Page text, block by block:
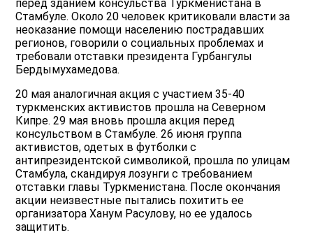
перед зданием консульства Туркменистана в
Стамбуле. Около 20 человек критиковали власти за
неоказание помощи населению пострадавших
регионов, говорили о социальных проблемах и
требовали отставки президента Гурбангулы
Бердымухамедова.
20 мая аналогичная акция с участием 35-40
туркменских активистов прошла на Северном
Кипре. 29 мая вновь прошла акция перед
консульством в Стамбуле. 26 июня группа
активистов, одетых в футболки с
антипрезидентской символикой, прошла по улицам
Стамбула, скандируя лозунги с требованием
отставки главы Туркменистана. После окончания
акции неизвестные пытались похитить ее
организатора Ханум Расулову, но ее удалось
защитить.